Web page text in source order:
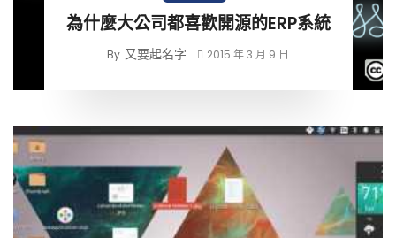
為什麼大公司都喜歡開源的ERP系統
By 又要起名字 2015 年 3 月 9 日